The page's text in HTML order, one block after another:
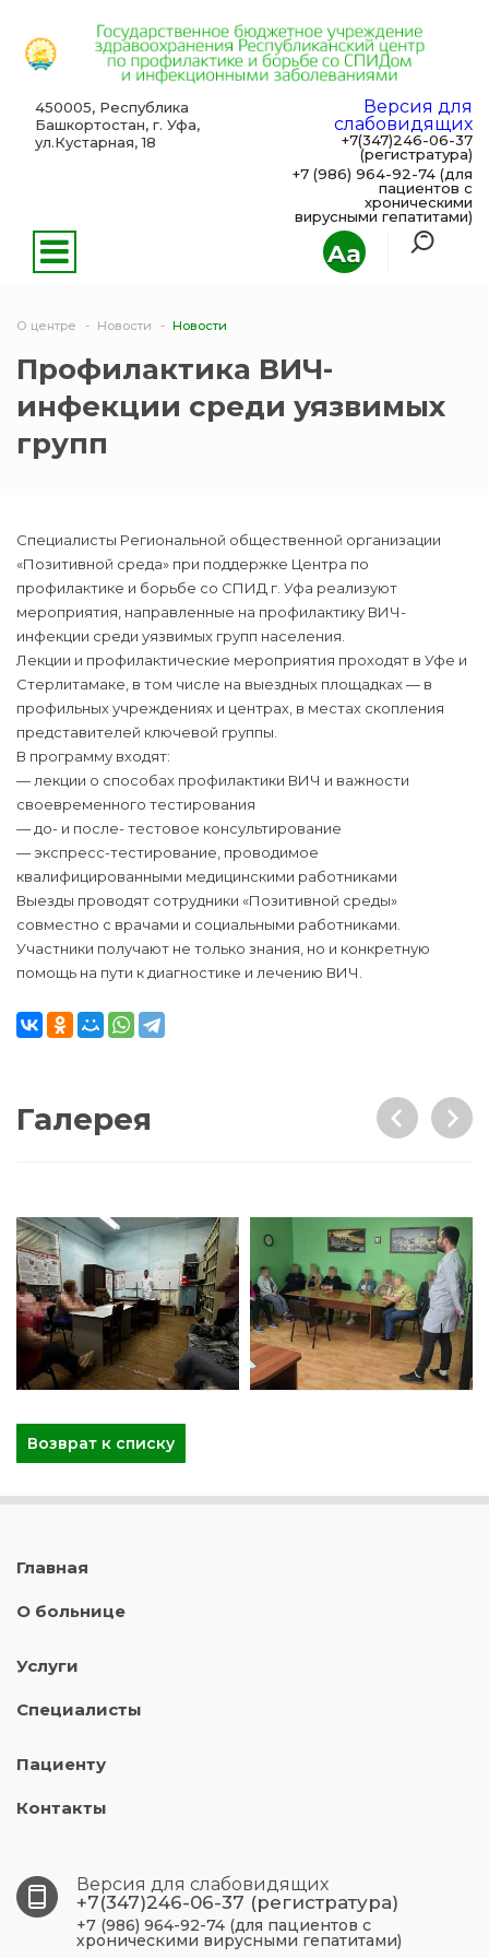
Aa
450005, Республика
Башкортостан, г. Уфа,
ул.Кустарная, 18
Версия для
слабовидящих
+7(347)246-06-37
(регистратура)
+7 (986) 964-92-74 (для
пациентов с
хроническими
вирусными гепатитами)
О центре Новости Новости
Профилактика ВИЧ-
инфекции среди уязвимых
групп
Специалисты Региональной общественной организации
«Позитивной среда» при поддержке Центра по
профилактике и борьбе со СПИД г. Уфа реализуют
мероприятия, направленные на профилактику ВИЧ-
инфекции среди уязвимых групп населения.
Лекции и профилактические мероприятия проходят в Уфе и
Стерлитамаке, в том числе на выездных площадках — в
профильных учреждениях и центрах, в местах скопления
представителей ключевой группы.
В программу входят:
— лекции о способах профилактики ВИЧ и важности
своевременного тестирования
— до- и после- тестовое консультирование
— экспресс-тестирование, проводимое
квалифицированными медицинскими работниками
Выезды проводят сотрудники «Позитивной среды»
совместно с врачами и социальными работниками.
Участники получают не только знания, но и конкретную
помощь на пути к диагностике и лечению ВИЧ.
Галерея
Возврат к списку
Главная
О больнице
Услуги
Специалисты
Пациенту
Контакты
Версия для слабовидящих
+7(347)246-06-37 (регистратура)
+7 (986) 964-92-74 (для пациентов с
хроническими вирусными гепатитами)